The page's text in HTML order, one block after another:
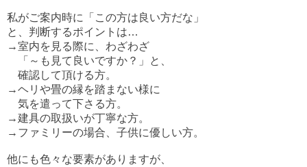
私がご案内時に「この方は良い方だな」
と、判断するポイントは…
→室内を見る際に、わざわざ
「～も見て良いですか？」と、
確認して頂ける方。
→ヘリや畳の縁を踏まない様に
気を遣って下さる方。
→建具の取扱いが丁寧な方。
→ファミリーの場合、子供に優しい方。
他にも色々な要素がありますが、